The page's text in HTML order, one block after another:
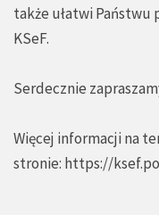
także ułatwi Państwu
KSeF.
Serdecznie
Więcej informacji na
stronie: https://